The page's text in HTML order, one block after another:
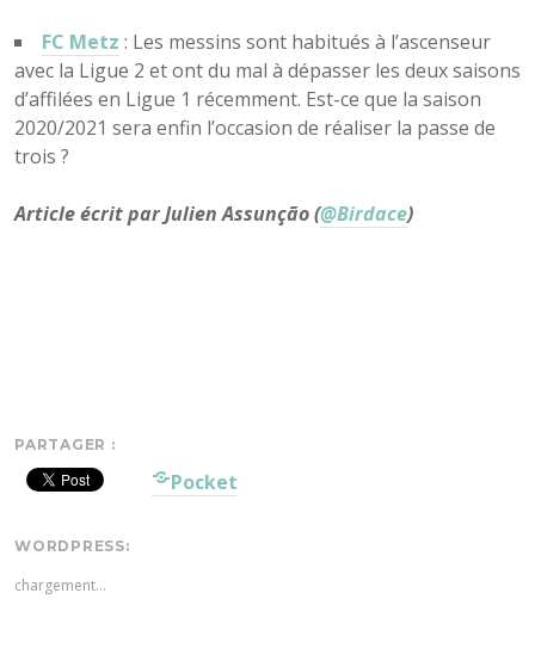
FC Metz : Les messins sont habitués à l’ascenseur
avec la Ligue 2 et ont du mal à dépasser les deux saisons
d’affilées en Ligue 1 récemment. Est-ce que la saison
2020/2021 sera enfin l’occasion de réaliser la passe de
trois ?
Article écrit par Julien Assunção (@Birdace)
PARTAGER :
Pocket
WORDPRESS:
chargement…